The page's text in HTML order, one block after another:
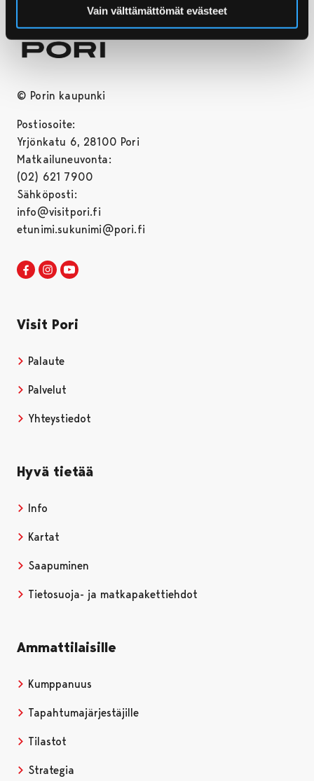
Vain välttämättömät evästeet
© Porin kaupunki
Postiosoite:
Yrjönkatu 6, 28100 Pori
Matkailuneuvonta:
(02) 621 7900
Sähköposti:
info@visitpori.fi
etunimi.sukunimi@pori.fi
Visit Pori Facebookissa
Avautuu uudessa välilehdessä
Visit Pori Instagrammissa
Avautuu uudessa välilehdessä
Visit Pori
Palaute
Palvelut
Yhteystiedot
Hyvä tietää
Info
Kartat
Saapuminen
Tietosuoja- ja matkapakettiehdot
Ammattilaisille
Kumppanuus
Tapahtumajärjestäjille
Tilastot
Strategia